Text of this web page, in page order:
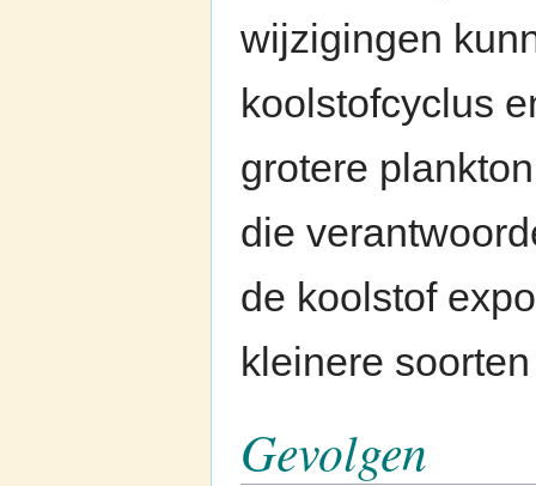
wijzigingen
koolstofcyclus
grotere
die
de koolstof
kleinere
Gevolgen